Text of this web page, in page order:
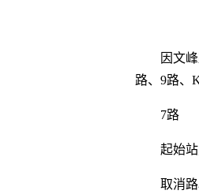
因文
路、9路、
7路
起始
取消